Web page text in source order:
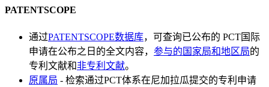
PATENTSCOPE
通过PATENTSCOPE数据库，可查询已公布的 PCT国际
申请在公布之日的全文内容， 参与的国家局和地区局的
专利文献和非专利文献。
原属局 - 检索通过PCT体系在尼加拉瓜提交的专利申请